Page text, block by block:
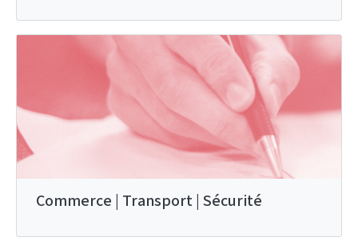
Commerce | Transport | Sécurité